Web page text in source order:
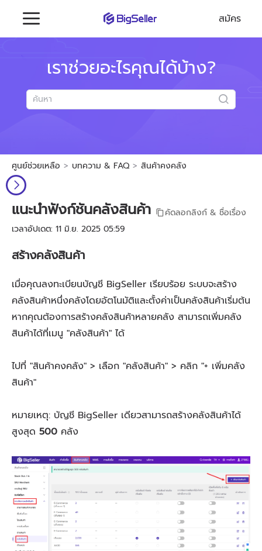
สมัคร
เราช่วยอะไรคุณได้บ้าง?
ศูนย์ช่วยเหลือ บทความ & FAQ สินค้าคงคลัง
แนะนำฟังก์ชันคลังสินค้า
คัดลอกลิงก์ & ชื่อเรื่อง
เวลาอัปเดต: 11 มิ.ย. 2025 05:59